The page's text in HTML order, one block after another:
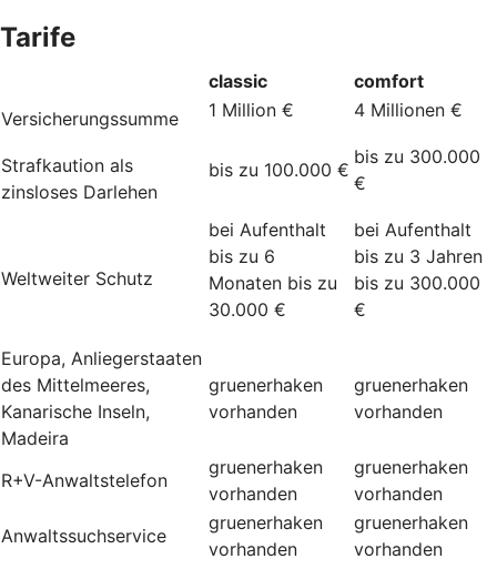
Tarife
classic
comfort
Versicherungssumme
1 Million € 4 Millionen €
Strafkaution als
zinsloses Darlehen
bis zu 100.000 €
bis zu 300.000
€
Weltweiter Schutz
bei Aufenthalt
bis zu 6
Monaten bis zu
30.000 €
bei Aufenthalt
bis zu 3 Jahren
bis zu 300.000
€
Europa, Anliegerstaaten
des Mittelmeeres,
Kanarische Inseln,
Madeira
gruenerhaken
vorhanden
gruenerhaken
vorhanden
R+V-Anwaltstelefon
gruenerhaken
vorhanden
gruenerhaken
vorhanden
Anwaltssuchservice
gruenerhaken
vorhanden
gruenerhaken
vorhanden